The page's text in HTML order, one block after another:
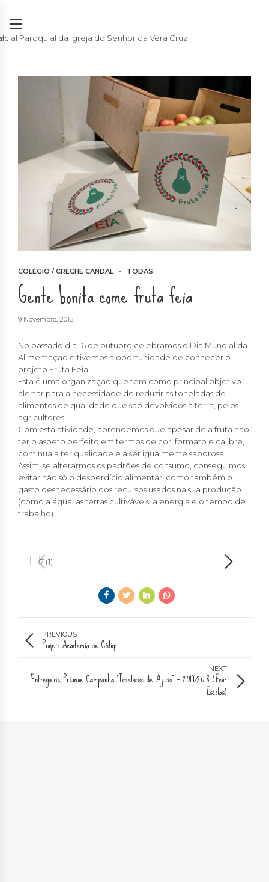
COLÉGIO / CRECHE CANDAL TODAS
Gente bonita come fruta feia
9 Novembro, 2018
No passado dia 16 de outubro celebramos o Dia Mundial da
Alimentação e tivemos a oportunidade de conhecer o
projeto Fruta Feia.
Esta é uma organização que tem como principal objetivo
alertar para a necessidade de reduzir as toneladas de
alimentos de qualidade que são devolvidos à terra, pelos
agricultores.
Com esta atividade, aprendemos que apesar de a fruta não
ter o aspeto perfeito em termos de cor, formato e calibre,
continua a ter qualidade e a ser igualmente saborosa!
Assim, se alterarmos os padrões de consumo, conseguimos
evitar não só o desperdício alimentar, como também o
gasto desnecessário dos recursos usados na sua produção
(como a água, as terras cultiváveis, a energia e o tempo de
trabalho).
PREVIOUS
Projeto Academia de Código
NEXT
Entrega de Prémios Campanha “Toneladas de Ajuda” – 2017/2018 (Eco-
Escolas)